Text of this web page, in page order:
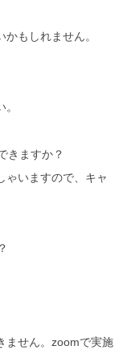
もしれません。
きますか？
ゃいますので、キャ
ません。zoomで実施